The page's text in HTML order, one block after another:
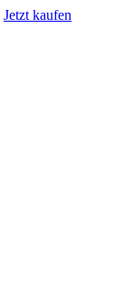
Jetzt kaufen